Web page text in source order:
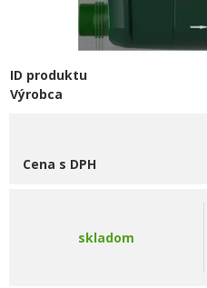
ID produktu
Výrobca
Cena s DPH
skladom